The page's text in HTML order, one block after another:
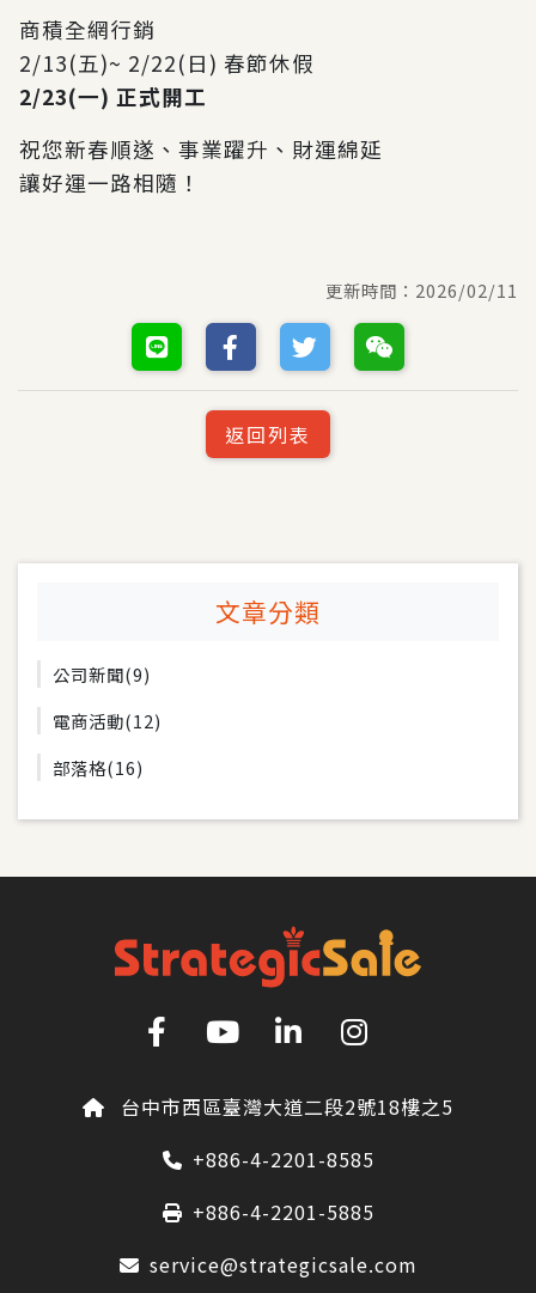
商積全網行銷
2/13(五)~ 2/22(日) 春節休假
2/23(一) 正式開工
祝您新春順遂、事業躍升、財運綿延
讓好運一路相隨！
更新時間： 2026/02/11
返回列表
文章分類
公司新聞(9)
電商活動(12)
部落格(16)
台中市西區臺灣大道二段2號18樓之5
+886-4-2201-8585
+886-4-2201-5885
service@strategicsale.com